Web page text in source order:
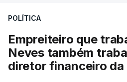
POLÍTICA
Empreiteiro que
Neves também
diretor financeiro da